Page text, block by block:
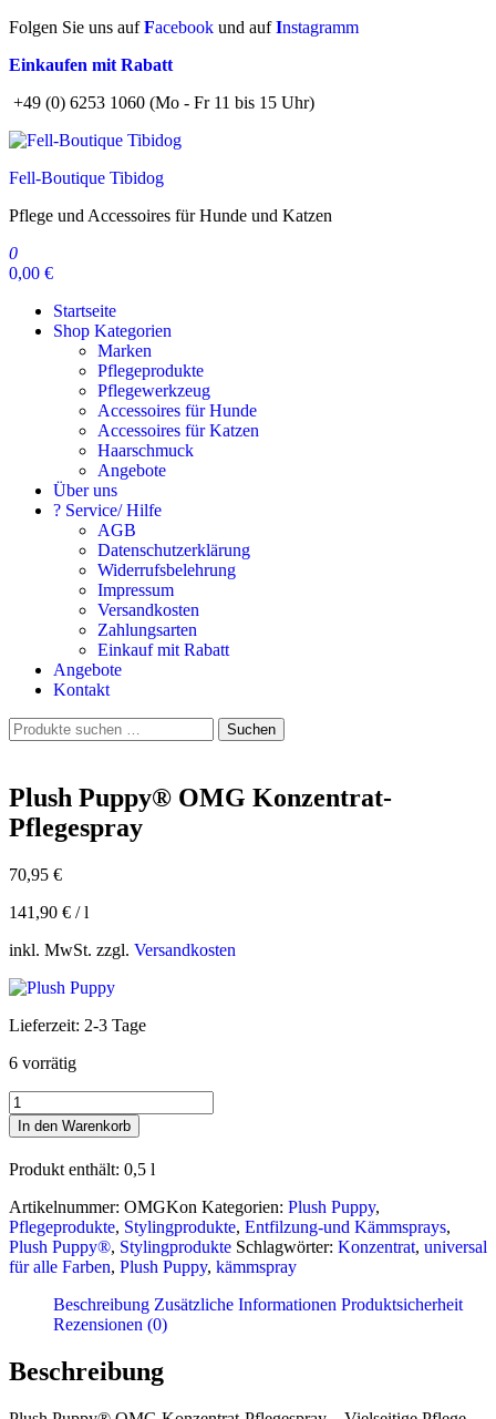
Zum
springen
Folgen Sie uns aufFacebook und aufInstagramm
Einkaufen mit Rabatt
+49 (0) 6253 1060 (Mo - Fr 11 bis 15 Uhr)
Fell-Boutique Tibidog
Pflege und Accessoires für Hunde und Katzen
0
0,00 €
Startseite
Shop Kategorien
Marken
Pflegeprodukte
Pflegewerkzeug
Accessoires für Hunde
Accessoires für Katzen
Haarschmuck
Angebote
Über uns
? Service/ Hilfe
AGB
Datenschutzerklärung
Widerrufsbelehrung
Impressum
Versandkosten
Zahlungsarten
Einkauf mit Rabatt
Angebote
Kontakt
Suchen
nach:
Suchen
Plush Puppy® OMG Konzentrat-
Pflegespray
70,95 €
141,90 € /l
inkl. MwSt. zzgl. Versandkosten
Lieferzeit: 2-3 Tage
6 vorrätig
Plush
Puppy®
OMG
Konzentrat-
Pflegespray
Menge
In den Warenkorb
Produkt enthält: 0,5 l
Artikelnummer: OMGKon Kategorien: Plush Puppy,
Pflegeprodukte, Stylingprodukte, Entfilzung-und Kämmsprays,
Plush Puppy®, Stylingprodukte Schlagwörter: Konzentrat, universal
für alle Farben, Plush Puppy, kämmspray
Beschreibung Zusätzliche Informationen Produktsicherheit
Rezensionen (0)
Beschreibung